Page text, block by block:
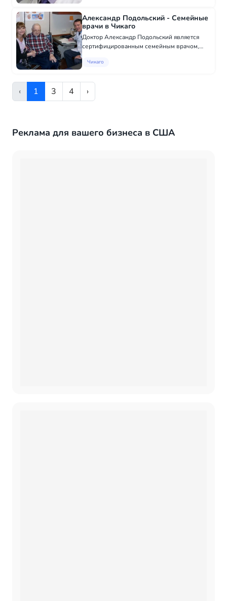
Александр Подольский - Семейные
врачи в Чикаго
Доктор Александр Подольский является
сертифицированным семейным врачом,
возрастов в районе Либертивилля и Лейк-
украинск...
Чикаго
‹ 1 3 4 ›
Реклама для вашего бизнеса в США